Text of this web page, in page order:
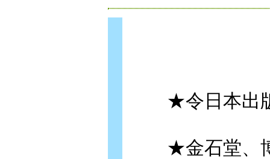
★令日本出版
★金石堂、博